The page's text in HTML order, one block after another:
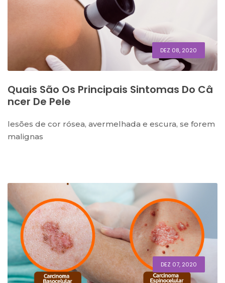
DEZ 08, 2020
Quais São Os Principais Sintomas Do Câ
Ncer De Pele
lesões de cor rósea, avermelhada e escura, se forem
malignas
DEZ 07, 2020